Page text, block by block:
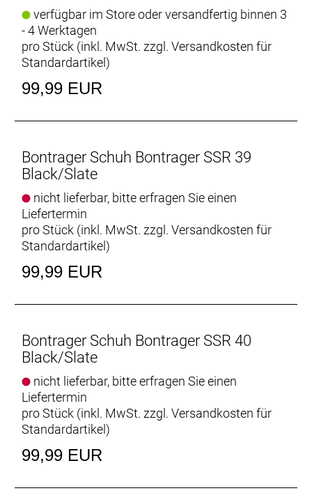
verfügbar im Store oder versandfertig binnen 3
- 4 Werktagen
pro Stück (inkl. MwSt. zzgl. Versandkosten für
Standardartikel)
99,99 EUR
Bontrager Schuh Bontrager SSR 39
Black/Slate
nicht lieferbar, bitte erfragen Sie einen
Liefertermin
pro Stück (inkl. MwSt. zzgl. Versandkosten für
Standardartikel)
99,99 EUR
Bontrager Schuh Bontrager SSR 40
Black/Slate
nicht lieferbar, bitte erfragen Sie einen
Liefertermin
pro Stück (inkl. MwSt. zzgl. Versandkosten für
Standardartikel)
99,99 EUR